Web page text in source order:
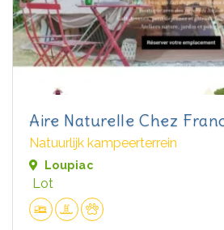
Aire Naturelle Chez
Natuurlijk kampeerterrein
Loupiac
Lot